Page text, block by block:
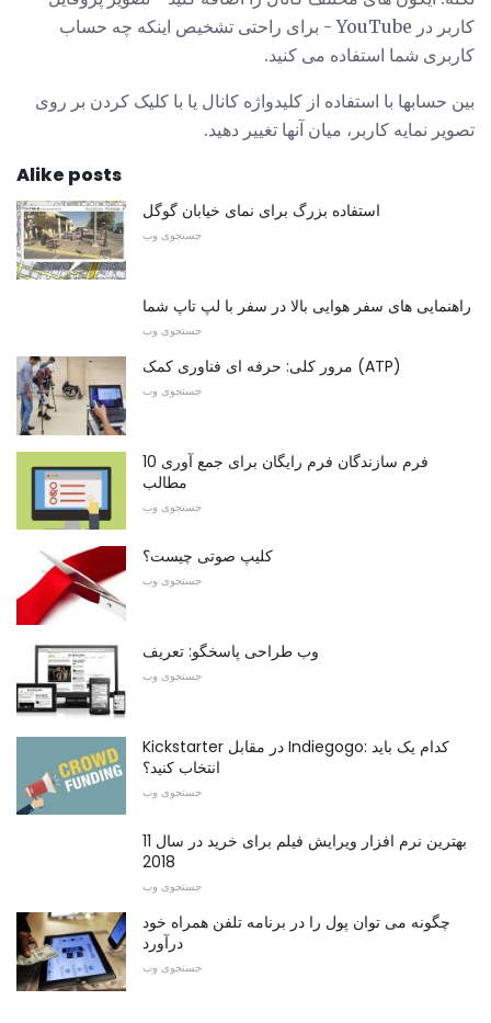
کاربر در YouTube - برای راحتی تشخیص اینکه چه حساب
کاربری شما استفاده می کنید.
بین حسابها با استفاده از کلیدواژه کانال یا با کلیک کردن بر روی
تصویر نمایه کاربر، میان آنها تغییر دهید.
Alike posts
استفاده بزرگ برای نمای خیابان گوگل
جستجوی وب
راهنمایی های سفر هوایی بالا در سفر با لپ تاپ شما
جستجوی وب
مرور کلی: حرفه ای فناوری کمک (ATP)
جستجوی وب
10 فرم سازندگان فرم رایگان برای جمع آوری
مطالب
جستجوی وب
کلیپ صوتی چیست؟
جستجوی وب
وب طراحی پاسخگو: تعریف
جستجوی وب
Kickstarter در مقابل Indiegogo: کدام یک باید
انتخاب کنید؟
جستجوی وب
11 بهترین نرم افزار ویرایش فیلم برای خرید در سال
2018
جستجوی وب
چگونه می توان پول را در برنامه تلفن همراه خود
درآورد
جستجوی وب